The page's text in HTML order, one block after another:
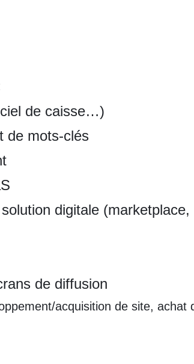
de caisse…)
de mots-clés
digitale
de diffusion
acquisition de site,